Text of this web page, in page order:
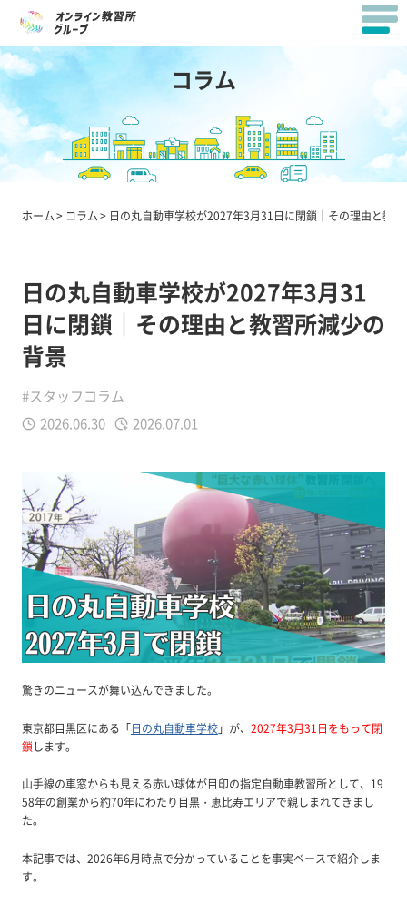
コラム
ホーム コラム 日の丸自動車学校が2027年3月31日に閉鎖｜その理由と教
日の丸自動車学校が2027年3月31
日に閉鎖｜その理由と教習所減少の
背景
#スタッフコラム
2026.06.30
2026.07.01
驚きのニュースが舞い込んできました。
東京都目黒区にある「日の丸自動車学校」が、 2027年3月31日をもって閉
鎖します。
山手線の車窓からも見える赤い球体が目印の指定自動車教習所として、19
58年の創業から約70年にわたり目黒・恵比寿エリアで親しまれてきまし
た。
本記事では、2026年6月時点で分かっていることを事実ベースで紹介しま
す。